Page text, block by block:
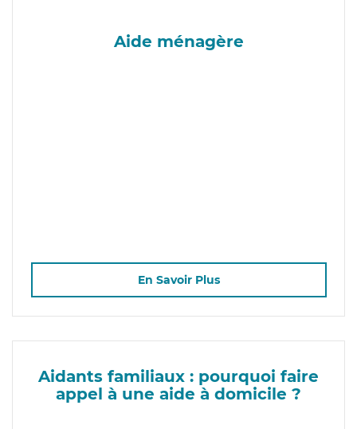
Aide ménagère
En Savoir Plus
Aidants familiaux : pourquoi faire
appel à une aide à domicile ?